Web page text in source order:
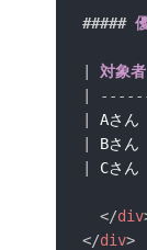
##### 優
対象者
Aさ
Bさ
Cさ
</div
</div>